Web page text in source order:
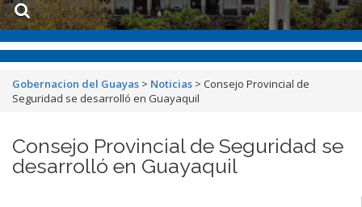
Gobernacion del Guayas > Noticias > Consejo Provincial de
Seguridad se desarrolló en Guayaquil
Consejo Provincial de Seguridad se
desarrolló en Guayaquil